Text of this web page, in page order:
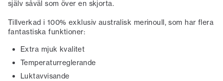
själv såväl som över en skjorta.
Tillverkad i 100% exklusiv australisk merinoull, som har flera
fantastiska funktioner:
Extra mjuk kvalitet
Temperaturreglerande
Luktavvisande